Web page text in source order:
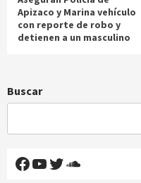
Apizaco y Marina vehículo
con reporte de robo y
detienen a un masculino
Buscar
Facebook
YouTube
Twitter
SoundCloud